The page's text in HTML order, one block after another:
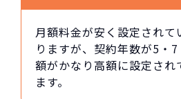
月額料金が安く設定されて
りますが、契約年数が5・
額がかなり高額に設定され
ます。